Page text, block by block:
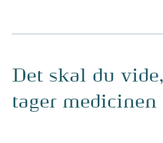
Det skal du
tager medicinen